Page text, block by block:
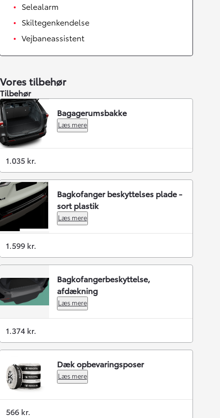
Selealarm
Skiltegenkendelse
Vejbaneassistent
Vores tilbehør
Tilbehør
Bagagerumsbakke
Læs mere
1.035 kr.
Bagkofanger beskyttelses plade -
sort plastik
Læs mere
1.599 kr.
Bagkofangerbeskyttelse,
afdækning
Læs mere
1.374 kr.
Dæk opbevaringsposer
Læs mere
566 kr.